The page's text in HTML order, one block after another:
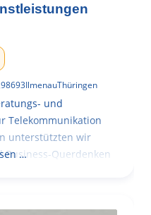
,98693IlmenauThüringen
und
Telekommunikation
unterstützten wir
Querdenken
…